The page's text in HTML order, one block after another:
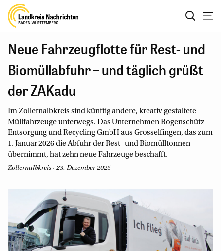
Neue Fahrzeugflotte für Rest- und
Biomüllabfuhr – und täglich grüßt
der ZAKadu
Im Zollernalbkreis sind künftig andere, kreativ gestaltete
Müllfahrzeuge unterwegs. Das Unternehmen Bogenschütz
Entsorgung und Recycling GmbH aus Grosselfingen, das zum
1. Januar 2026 die Abfuhr der Rest- und Biomülltonnen
übernimmt, hat zehn neue Fahrzeuge beschafft.
Zollernalbkreis · 23. Dezember 2025